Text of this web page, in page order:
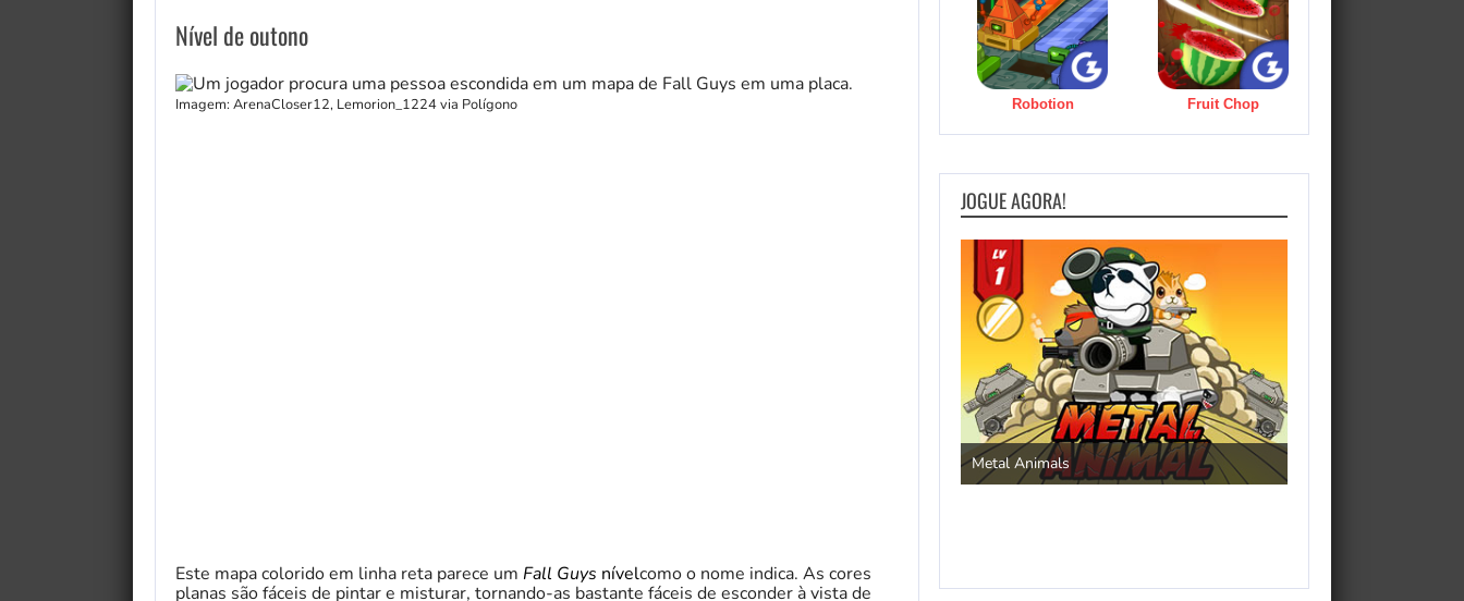
Nível de outono
Imagem: ArenaCloser12, Lemorion_1224 via Polígono
Este mapa colorido em linha reta parece um Fall Guys nívelcomo o nome indica. As cores
planas são fáceis de pintar e misturar, tornando-as bastante fáceis de esconder à vista de
Robotion Fruit Chop
JOGUE AGORA!
Metal Animals